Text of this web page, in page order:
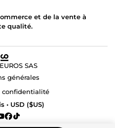
et de la vente à
qualité.
SAS
générales
confidentialité
• USD ($US)